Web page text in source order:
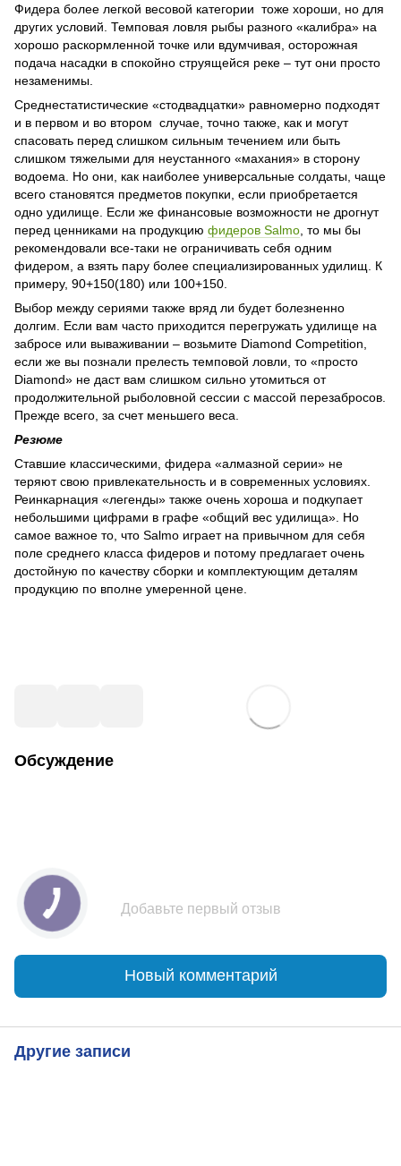
Фидера более легкой весовой категории тоже хороши, но для
других условий. Темповая ловля рыбы разного «калибра» на
хорошо раскормленной точке или вдумчивая, осторожная
подача насадки в спокойно струящейся реке – тут они просто
незаменимы.
Среднестатистические «стодвадцатки» равномерно подходят
и в первом и во втором случае, точно также, как и могут
спасовать перед слишком сильным течением или быть
слишком тяжелыми для неустанного «махания» в сторону
водоема. Но они, как наиболее универсальные солдаты, чаще
всего становятся предметов покупки, если приобретается
одно удилище. Если же финансовые возможности не дрогнут
перед ценниками на продукцию фидеров Salmo , то мы бы
рекомендовали все-таки не ограничивать себя одним
фидером, а взять пару более специализированных удилищ. К
примеру, 90+150(180) или 100+150.
Выбор между сериями также вряд ли будет болезненно
долгим. Если вам часто приходится перегружать удилище на
забросе или вываживании – возьмите Diamond Competition,
если же вы познали прелесть темповой ловли, то «просто
Diamond» не даст вам слишком сильно утомиться от
продолжительной рыболовной сессии с массой перезабросов.
Прежде всего, за счет меньшего веса.
Резюме
Ставшие классическими, фидера «алмазной серии» не
теряют свою привлекательность и в современных условиях.
Реинкарнация «легенды» также очень хороша и подкупает
небольшими цифрами в графе «общий вес удилища». Но
самое важное то, что Salmo играет на привычном для себя
поле среднего класса фидеров и потому предлагает очень
достойную по качеству сборки и комплектующим деталям
продукцию по вполне умеренной цене.
Обсуждение
Добавьте первый отзыв
Новый комментарий
Другие записи